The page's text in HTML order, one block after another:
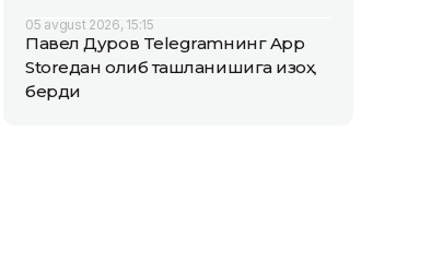
05 avgust 2026, 15:15
Павел Дуров Telegramнинг App
Storeдан олиб ташланишига изоҳ
берди